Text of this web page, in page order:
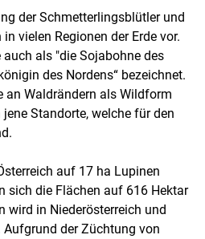
der Schmetterlingsblütler und
vielen Regionen der Erde vor.
als "die Sojabohne des
des Nordens“ bezeichnet.
an Waldrändern als Wildform
Standorte, welche für den
auf 17 ha Lupinen
sich die Flächen auf 616 Hektar
wird in Niederösterreich und
Aufgrund der Züchtung von